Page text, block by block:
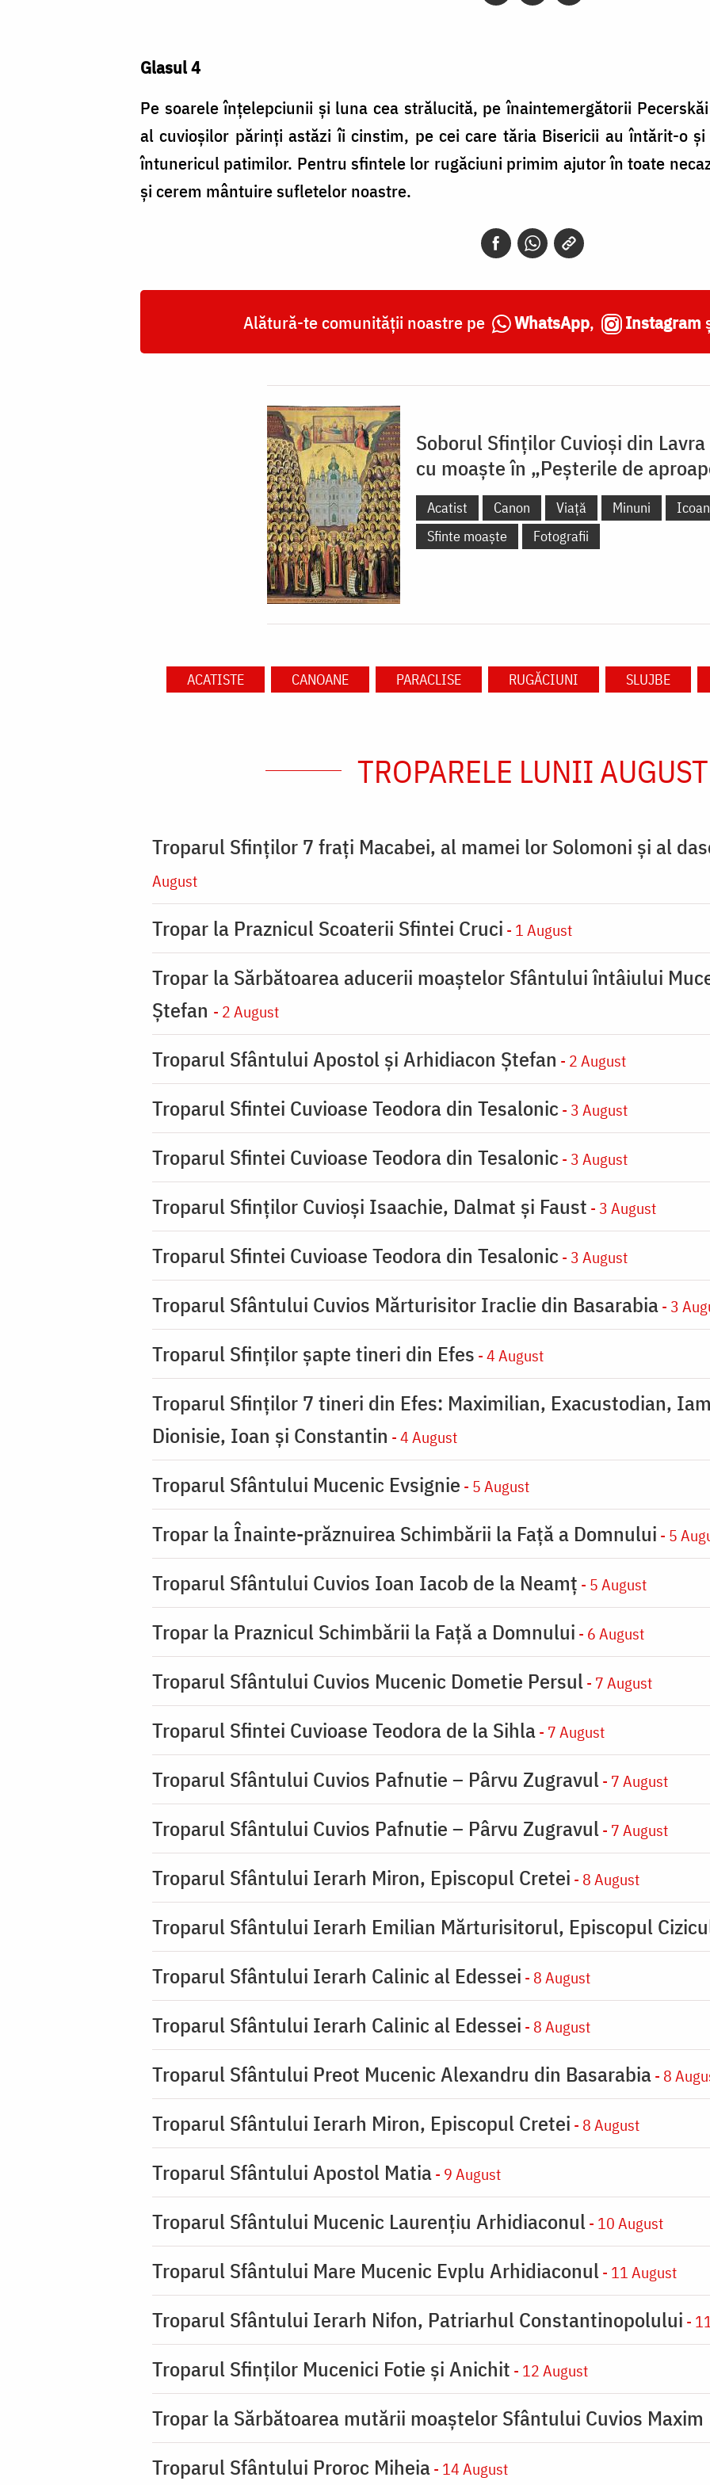
Glasul 4
Pe soarele înțelepciunii și luna cea strălucită, pe înaintemergătorii
al cuvioșilor părinți astăzi îi cinstim, pe cei care tăria Bisericii au întărit-o
întunericul patimilor. Pentru sfintele lor rugăciuni primim ajutor în toate
și cerem mântuire sufletelor noastre.
Alătură-te comunității noastre pe WhatsApp, Instagram
Soborul Sfinților Cuvioși din
cu moaște în „Peșterile de
Acatist Canon Viață Minuni
Sfinte moaște
Fotografii
ACATISTE CANOANE PARACLISE RUGĂCIUNI SLUJBE
TROPARELE LUNII AUGUST
Troparul Sfinţilor 7 fraţi Macabei, al mamei lor Solomoni şi al
August
Tropar la Praznicul Scoaterii Sfintei Cruci - 1 August
Tropar la Sărbătoarea aducerii moaştelor Sfântului întâiului
Ştefan - 2 August
Troparul Sfântului Apostol și Arhidiacon Ștefan - 2 August
Troparul Sfintei Cuvioase Teodora din Tesalonic - 3 August
Troparul Sfintei Cuvioase Teodora din Tesalonic - 3 August
Troparul Sfinţilor Cuvioşi Isaachie, Dalmat şi Faust - 3 August
Troparul Sfintei Cuvioase Teodora din Tesalonic - 3 August
Troparul Sfântului Cuvios Mărturisitor Iraclie din Basarabia- 3
Troparul Sfinţilor şapte tineri din Efes - 4 August
Troparul Sfinţilor 7 tineri din Efes: Maximilian, Exacustodian,
Dionisie, Ioan şi Constantin - 4 August
Troparul Sfântului Mucenic Evsignie - 5 August
Tropar la Înainte-prăznuirea Schimbării la Faţă a Domnului - 5
Troparul Sfântului Cuvios Ioan Iacob de la Neamț - 5 August
Tropar la Praznicul Schimbării la Faţă a Domnului - 6 August
Troparul Sfântului Cuvios Mucenic Dometie Persul - 7 August
Troparul Sfintei Cuvioase Teodora de la Sihla- 7 August
Troparul Sfântului Cuvios Pafnutie – Pârvu Zugravul - 7 August
Troparul Sfântului Cuvios Pafnutie – Pârvu Zugravul - 7 August
Troparul Sfântului Ierarh Miron, Episcopul Cretei - 8 August
Troparul Sfântului Ierarh Emilian Mărturisitorul, Episcopul
Troparul Sfântului Ierarh Calinic al Edessei - 8 August
Troparul Sfântului Ierarh Calinic al Edessei - 8 August
Troparul Sfântului Preot Mucenic Alexandru din Basarabia- 8
Troparul Sfântului Ierarh Miron, Episcopul Cretei - 8 August
Troparul Sfântului Apostol Matia- 9 August
Troparul Sfântului Mucenic Laurențiu Arhidiaconul - 10 August
Troparul Sfântului Mare Mucenic Evplu Arhidiaconul - 11 August
Troparul Sfântului Ierarh Nifon, Patriarhul Constantinopolului -
Troparul Sfinţilor Mucenici Fotie şi Anichit - 12 August
Tropar la Sărbătoarea mutării moaştelor Sfântului Cuvios
Troparul Sfântului Proroc Miheia- 14 August